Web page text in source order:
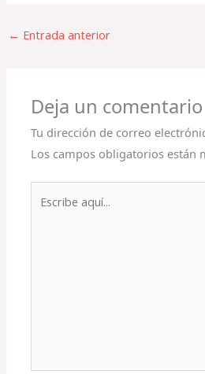
← Entrada anterior
Deja un comentario
Tu dirección de correo
Los campos obligatorios están